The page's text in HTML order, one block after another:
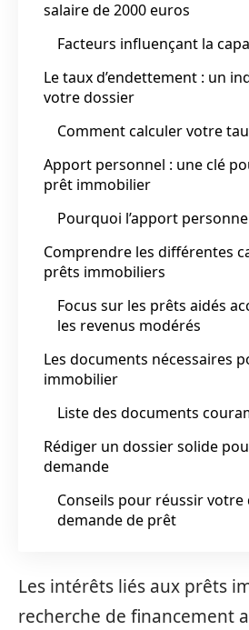
salaire de 2000 euros
Facteurs influençant la
Le taux d’endettement : un
votre dossier
Comment calculer votre
Apport personnel : une clé
prêt immobilier
Pourquoi l’apport
Comprendre les différentes
prêts immobiliers
Focus sur les prêts aidés
les revenus modérés
Les documents nécessaires
immobilier
Liste des documents
Rédiger un dossier solide
demande
Conseils pour réussir votre
demande de prêt
Les intérêts liés aux prêts
recherche de financement